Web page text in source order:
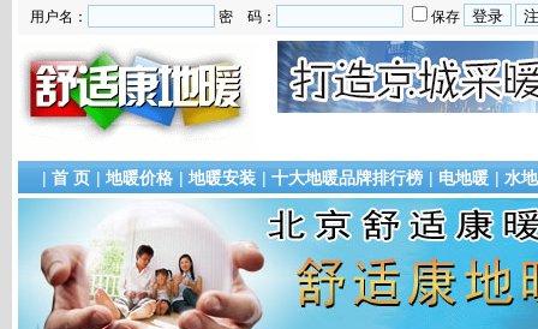
用户名： 密 码： 保存
| 首 页 | 地暖价格 | 地暖安装 | 十大地暖品牌排行榜 | 电地暖 | 水